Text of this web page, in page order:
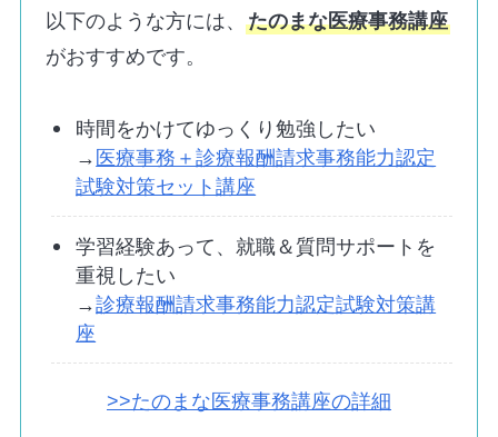
以下のような方には、たのまな医療事務講座
がおすすめです。
時間をかけてゆっくり勉強したい
→ 医療事務＋診療報酬請求事務能力認定
試験対策セット講座
学習経験あって、就職＆質問サポートを
重視したい
→診療報酬請求事務能力認定試験対策講
座
>>たのまな医療事務講座の詳細